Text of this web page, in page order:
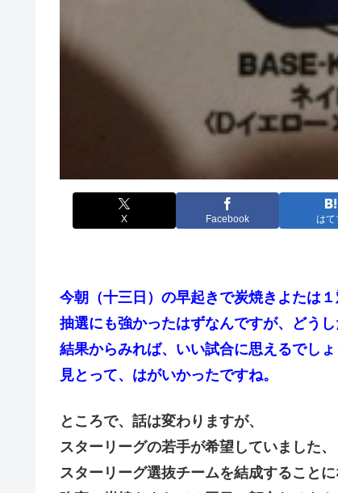
X Facebook はて
今朝（十三日）の早起きで炭焼きよたは
抽選にも強かったはずなんですが、どうし
結果からみれば、いい試合に思えるでしょ
見とって、はがいかったですね。
ところで、話は変わりますが、
スターリーグの若手が希望していました、
スターリーグ選抜チームを結成することに